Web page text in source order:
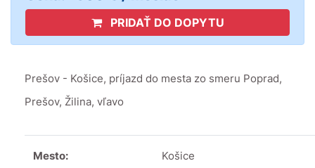
PRIDAŤ DO DOPYTU
Prešov - Košice, príjazd do mesta zo smeru Poprad,
Prešov, Žilina, vľavo
Mesto: Košice